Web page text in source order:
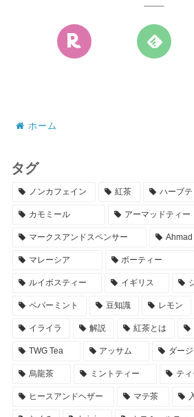
ホーム
タグ
ノンカフェイン 紅茶 ハーブテ
カモミール アーマッドティー
マークスアンドスペンサー Ahmad
マレーシア ボーティー
ルイボスティー イギリス
ペパーミント 豆知識 レモン
イライラ 解説 紅茶とは
TWG Tea アッサム ダー
烏龍茶 ミントティー テ
ヒースアンドヘザー マテ茶